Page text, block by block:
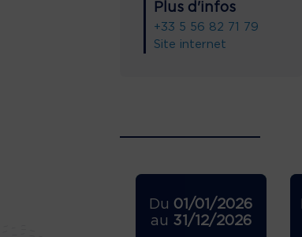
Plus d'infos
+33 5 56 82 71 79
Site internet
Du 01/01/2026
au 31/12/2026